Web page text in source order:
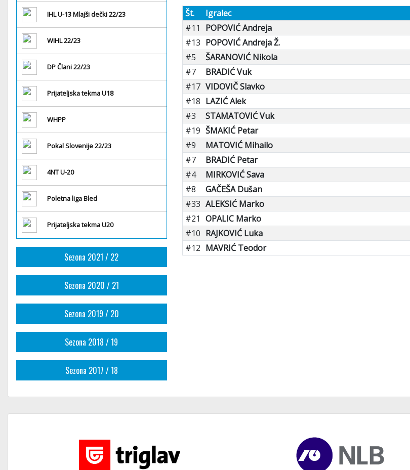
IHL U-13 Mlajši dečki 22/23
WIHL 22/23
DP Člani 22/23
Prijateljska tekma U18
WHPP
Pokal Slovenije 22/23
4NT U-20
Poletna liga Bled
Prijateljska tekma U20
Sezona 2021 / 22
Sezona 2020 / 21
Sezona 2019 / 20
Sezona 2018 / 19
Sezona 2017 / 18
Št. Igralec
#11
POPOVIĆ Andreja
#13 POPOVIĆ Andreja Ž.
#5
ŠARANOVIĆ Nikola
#7
BRADIĆ Vuk
#17 VIDOVIČ Slavko
#18 LAZIĆ Alek
#3
STAMATOVIĆ Vuk
#19 ŠMAKIĆ Petar
#9
MATOVIĆ Mihailo
#7
BRADIĆ Petar
#4
MIRKOVIĆ Sava
#8
GAČEŠA Dušan
#33 ALEKSIĆ Marko
#21 OPALIC Marko
#10 RAJKOVIĆ Luka
#12 MAVRIĆ Teodor